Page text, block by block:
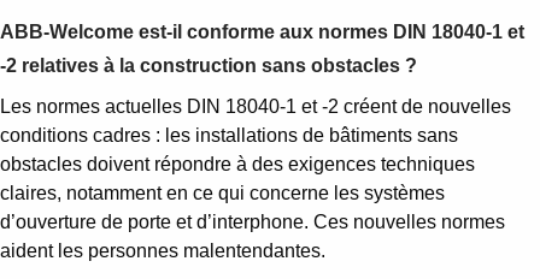
ABB-Welcome est-il conforme aux normes DIN 18040-1 et
-2 relatives à la construction sans obstacles ?
Les normes actuelles DIN 18040-1 et -2 créent de nouvelles
conditions cadres : les installations de bâtiments sans
obstacles doivent répondre à des exigences techniques
claires, notamment en ce qui concerne les systèmes
d’ouverture de porte et d’interphone. Ces nouvelles normes
aident les personnes malentendantes.